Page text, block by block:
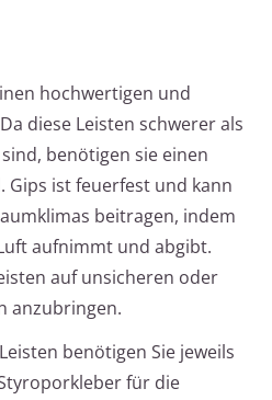
hochwertigen und
diese Leisten schwerer als
benötigen sie einen
ist feuerfest und kann
beitragen, indem
aufnimmt und abgibt.
auf unsicheren oder
anzubringen.
benötigen Sie jeweils
für die